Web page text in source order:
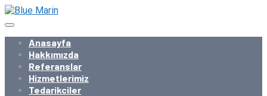
Anasayfa
Hakkımızda
Referanslar
Hizmetlerimiz
Tedarikciler